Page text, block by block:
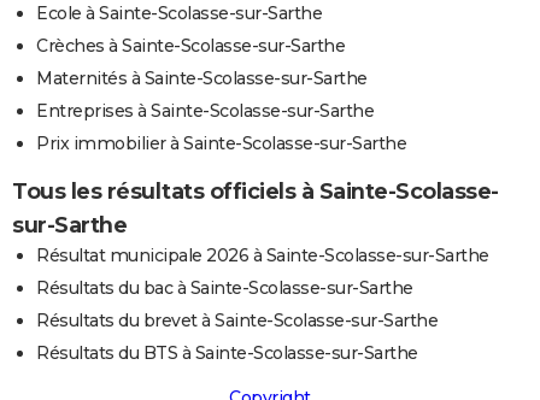
Ecole à Sainte-Scolasse-sur-Sarthe
Crèches à Sainte-Scolasse-sur-Sarthe
Maternités à Sainte-Scolasse-sur-Sarthe
Entreprises à Sainte-Scolasse-sur-Sarthe
Prix immobilier à Sainte-Scolasse-sur-Sarthe
Tous les résultats officiels à Sainte-Scolasse-
sur-Sarthe
Résultat municipale 2026 à Sainte-Scolasse-sur-Sarthe
Résultats du bac à Sainte-Scolasse-sur-Sarthe
Résultats du brevet à Sainte-Scolasse-sur-Sarthe
Résultats du BTS à Sainte-Scolasse-sur-Sarthe